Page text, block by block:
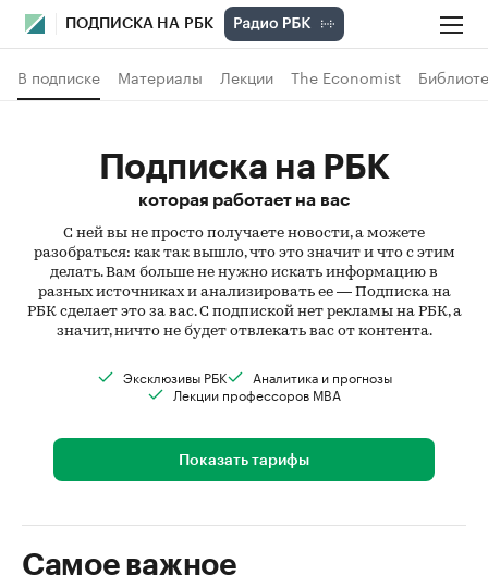
ПОДПИСКА НА РБК
В подписке Материалы Лекции The Economist
Подписка на РБК
которая работает на вас
С ней вы не просто получаете новости, а можете
разобраться: как так вышло, что это значит и что с этим
делать. Вам больше не нужно искать информацию в
разных источниках и анализировать ее — Подписка на
РБК сделает это за вас. С подпиской нет рекламы на РБК, а
значит, ничто не будет отвлекать вас от контента.
Эксклюзивы РБК
Аналитика и прогнозы
Лекции профессоров MBA
Показать тарифы
Самое важное